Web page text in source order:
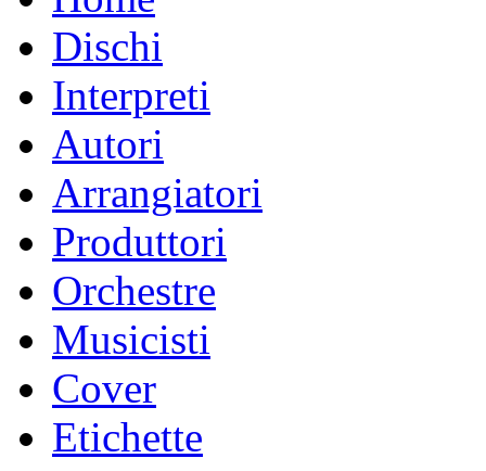
Dischi
Interpreti
Autori
Arrangiatori
Produttori
Orchestre
Musicisti
Cover
Etichette